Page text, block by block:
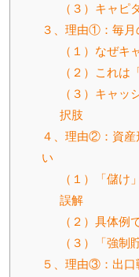
（３）キャピ
３、理由①：毎月
（１）なぜキ
（２）これは
（３）キャッ
択肢
４、理由②：資産
い
（１）「儲け
誤解
（２）具体例
（３）「強制
５、理由③：出口